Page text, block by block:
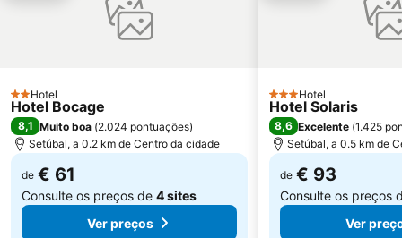
Centro Comercial Vasco da Gama
Coliseu dos Recreios
Praia da Ribeira do Cavalo
Galapinhos Beach
Praça do Comércio
Telheiras
Bairro Alto
2 Estrelas
Hotel
Hotel Bocage
8,1 Muito boa (2.024 pontuações)
Setúbal, a 0.2 km de Centro da cidade
de € 61
Consulte os preços de 4 sites
Ver preços
3 Estrelas
Hotel
Hotel Solaris
8,6 Excelente (1.425
Setúbal, a 0.5 km de
de € 93
Consulte os preços
Ver